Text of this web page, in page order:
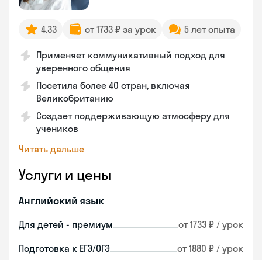
4.33 от 1733 ₽ за урок 5 лет опыта
Применяет коммуникативный подход для
уверенного общения
Посетила более 40 стран, включая
Великобританию
Создает поддерживающую атмосферу для
учеников
Читать дальше
Услуги и цены
Английский язык
Для детей - премиум от 1733 ₽ / урок
Подготовка к ЕГЭ/ОГЭ от 1880 ₽ / урок